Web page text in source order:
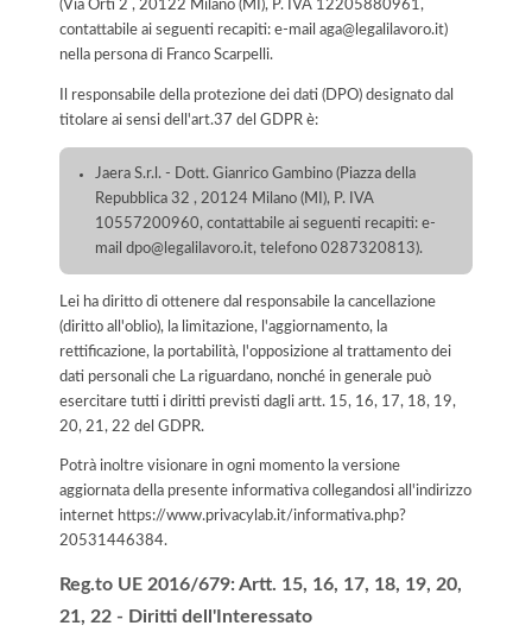
(Via Orti 2 , 20122 Milano (MI), P. IVA 12205880961,
contattabile ai seguenti recapiti: e-mail aga@legalilavoro.it)
nella persona di Franco Scarpelli.
Il responsabile della protezione dei dati (DPO) designato dal
titolare ai sensi dell'art.37 del GDPR è:
Jaera S.r.l. - Dott. Gianrico Gambino (Piazza della
Repubblica 32 , 20124 Milano (MI), P. IVA
10557200960, contattabile ai seguenti recapiti: e-
mail dpo@legalilavoro.it, telefono 0287320813).
Lei ha diritto di ottenere dal responsabile la cancellazione
(diritto all'oblio), la limitazione, l'aggiornamento, la
rettificazione, la portabilità, l'opposizione al trattamento dei
dati personali che La riguardano, nonché in generale può
esercitare tutti i diritti previsti dagli artt. 15, 16, 17, 18, 19,
20, 21, 22 del GDPR.
Potrà inoltre visionare in ogni momento la versione
aggiornata della presente informativa collegandosi all'indirizzo
internet https://www.privacylab.it/informativa.php?
20531446384.
Reg.to UE 2016/679: Artt. 15, 16, 17, 18, 19, 20,
21, 22 - Diritti dell'Interessato